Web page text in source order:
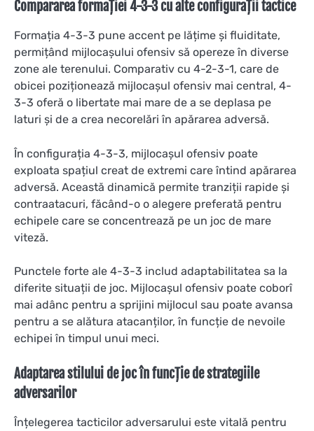
Compararea formației 4-3-3 cu alte configurații tactice
Formația 4-3-3 pune accent pe lățime și fluiditate,
permițând mijlocașului ofensiv să opereze în diverse
zone ale terenului. Comparativ cu 4-2-3-1, care de
obicei poziționează mijlocașul ofensiv mai central, 4-
3-3 oferă o libertate mai mare de a se deplasa pe
laturi și de a crea necorelări în apărarea adversă.
În configurația 4-3-3, mijlocașul ofensiv poate
exploata spațiul creat de extremi care întind apărarea
adversă. Această dinamică permite tranziții rapide și
contraatacuri, făcând-o o alegere preferată pentru
echipele care se concentrează pe un joc de mare
viteză.
Punctele forte ale 4-3-3 includ adaptabilitatea sa la
diferite situații de joc. Mijlocașul ofensiv poate coborî
mai adânc pentru a sprijini mijlocul sau poate avansa
pentru a se alătura atacanților, în funcție de nevoile
echipei în timpul unui meci.
Adaptarea stilului de joc în funcție de strategiile
adversarilor
Înțelegerea tacticilor adversarului este vitală pentru